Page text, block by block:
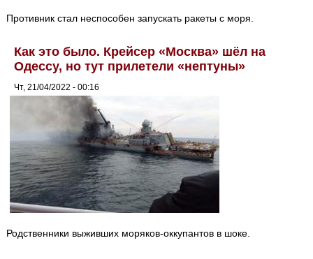
Противник стал неспособен запускать ракеты с моря.
Как это было. Крейсер «Москва» шёл на
Одессу, но тут прилетели «нептуны»
Чт, 21/04/2022 - 00:16
Родственники выживших моряков-оккупантов в шоке.